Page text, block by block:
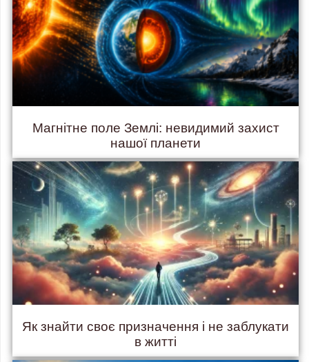
Магнітне поле Землі: невидимий захист
нашої планети
Як знайти своє призначення і не заблукати
в житті